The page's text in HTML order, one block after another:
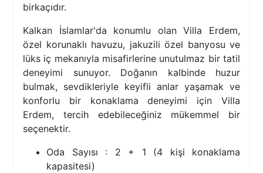
birkaçıdır.
Kalkan İslamlar'da konumlu olan Villa Erdem,
özel korunaklı havuzu, jakuzili özel banyosu ve
lüks iç mekanıyla misafirlerine unutulmaz bir tatil
deneyimi sunuyor. Doğanın kalbinde huzur
bulmak, sevdikleriyle keyifli anlar yaşamak ve
konforlu bir konaklama deneyimi için Villa
Erdem, tercih edebileceğiniz mükemmel bir
seçenektir.
Oda Sayısı : 2 + 1 (4 kişi konaklama
kapasitesi)